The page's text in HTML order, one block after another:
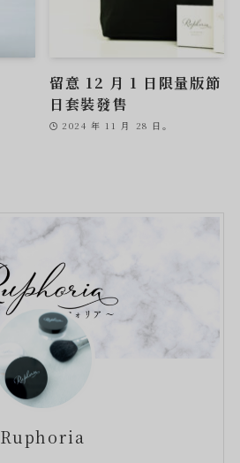
留意 12 月 1 日限量版節
日套裝發售
2024 年 11 月 28 日。
Ruphoria